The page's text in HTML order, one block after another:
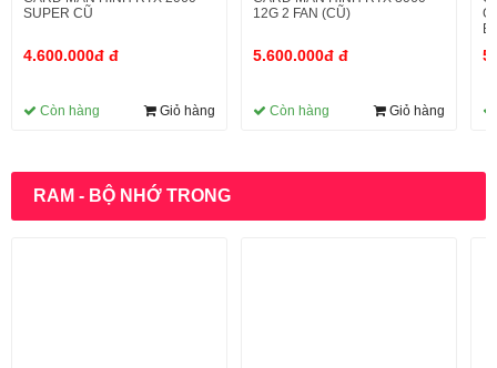
SUPER CŨ
4.600.000đ đ
Còn hàng Giỏ hàng
12G 2 FAN (CŨ)
5.600.000đ đ
Còn hàng Giỏ hàng
RAM - BỘ NHỚ TRONG